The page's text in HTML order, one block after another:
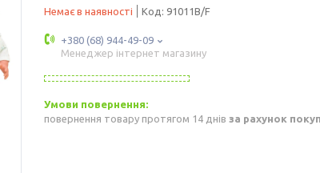
Немає в наявності Код: 91011B/F
+380 (68) 944-49-09
Менеджер інтернет магазину
повернення товару протягом 14 днів за рахунок